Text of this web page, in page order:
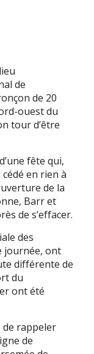
de
de 20
ouest du
tour d’être
fête qui,
en rien à
de la
Barr et
de s’effacer.
des
journée, ont
différente de
du
ont été
de rappeler
de